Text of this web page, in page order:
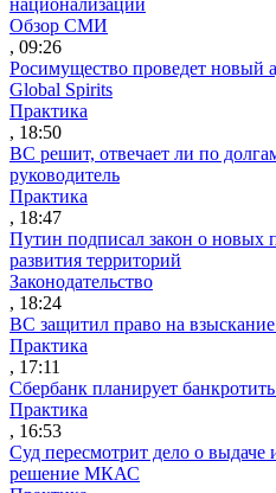
Обзор СМИ
, 09:26
Росимущество проведет новый
Global Spirits
Практика
, 18:50
ВС решит, отвечает ли по
руководитель
Практика
, 18:47
Путин подписал закон о новых
развития территорий
Законодательство
, 18:24
ВС защитил право на
Практика
, 17:11
Сбербанк планирует
Практика
, 16:53
Суд пересмотрит дело о выдаче
решение МКАС